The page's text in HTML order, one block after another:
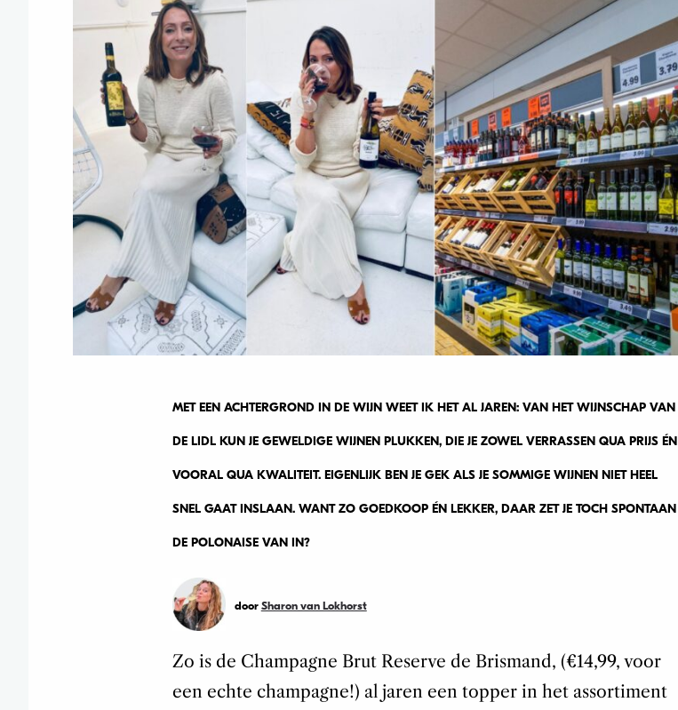
MET EEN ACHTERGROND IN DE WIJN WEET IK HET AL JAREN: VAN HET WIJNSCHAP VAN
DE LIDL KUN JE GEWELDIGE WIJNEN PLUKKEN, DIE JE ZOWEL VERRASSEN QUA PRIJS ÉN
VOORAL QUA KWALITEIT. EIGENLIJK BEN JE GEK ALS JE SOMMIGE WIJNEN NIET HEEL
SNEL GAAT INSLAAN. WANT ZO GOEDKOOP ÉN LEKKER, DAAR ZET JE TOCH SPONTAAN
DE POLONAISE VAN IN?
door Sharon van Lokhorst
Zo is de Champagne Brut Reserve de Brismand, (€14,99, voor
een echte champagne!) al jaren een topper in het assortiment